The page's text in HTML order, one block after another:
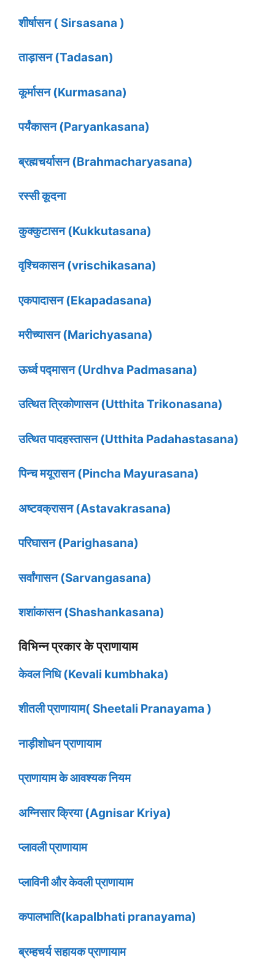
शीर्षासन ( Sirsasana )
ताड़ासन (Tadasan)
कूर्मासन (Kurmasana)
पर्यंकासन (Paryankasana)
ब्रह्मचर्यासन (Brahmacharyasana)
रस्सी कूदना
कुक्कुटासन (Kukkutasana)
वृश्चिकासन (vrischikasana)
एकपादासन (Ekapadasana)
मरीच्यासन (Marichyasana)
ऊर्ध्व पद्मासन (Urdhva Padmasana)
उत्थित त्रिकोणासन (Utthita Trikonasana)
उत्थित पादहस्तासन (Utthita Padahastasana)
पिन्च मयूरासन (Pincha Mayurasana)
अष्टवक्रासन (Astavakrasana)
परिघासन (Parighasana)
सर्वांगासन (Sarvangasana)
शशांकासन (Shashankasana)
विभिन्न प्रकार के प्राणायाम
केवल निधि (Kevali kumbhaka)
शीतली प्राणायाम( Sheetali Pranayama )
नाड़ीशोधन प्राणायाम
प्राणायाम के आवश्यक नियम
अग्निसार क्रिया (Agnisar Kriya)
प्लावली प्राणायाम
प्लाविनी और केवली प्राणायाम
कपालभाति(kapalbhati pranayama)
ब्रम्हचर्य सहायक प्राणायाम